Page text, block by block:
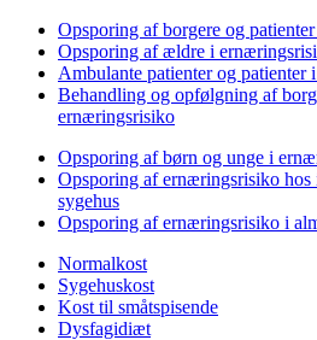
Opsporing af borgere og
Opsporing af ældre i
Ambulante patienter og patienter
Behandling og opfølgning af
ernæringsrisiko
Opsporing af børn og unge i
Opsporing af ernæringsrisiko hos
sygehus
Opsporing af ernæringsrisiko i
Normalkost
Sygehuskost
Kost til småtspisende
Dysfagidiæt